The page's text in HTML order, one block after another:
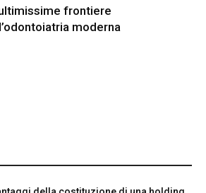
frontiere
moderna